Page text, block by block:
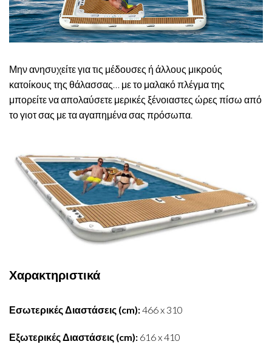
Μην ανησυχείτε για τις μέδουσες ή άλλους μικρούς
κατοίκους της θάλασσας… με το μαλακό πλέγμα της
μπορείτε να απολαύσετε μερικές ξένοιαστες ώρες πίσω από
το γιοτ σας με τα αγαπημένα σας πρόσωπα.
Χαρακτηριστικά
Εσωτερικές Διαστάσεις (cm):466 x 310
Εξωτερικές Διαστάσεις (cm): 616 x 410